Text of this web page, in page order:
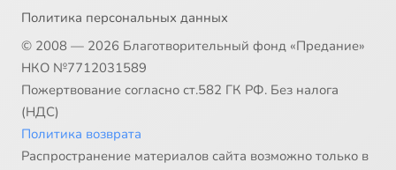
Политика персональных данных
© 2008 — 2026 Благотворительный фонд «Предание»
НКО №7712031589
Пожертвование согласно ст.582 ГК РФ. Без налога
(НДС)
Политика возврата
Распространение материалов сайта возможно только в